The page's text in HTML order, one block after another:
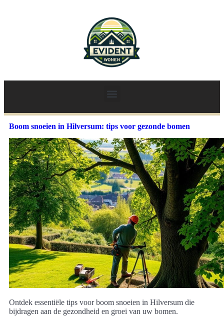
Boom snoeien in Hilversum: tips voor gezonde bomen
Ontdek essentiële tips voor boom snoeien in Hilversum die
bijdragen aan de gezondheid en groei van uw bomen.